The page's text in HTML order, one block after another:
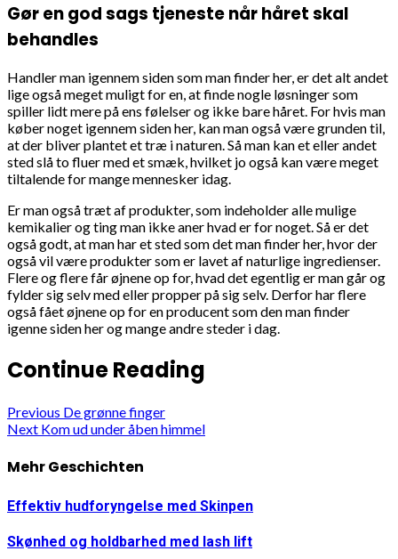
Gør en god sags tjeneste når håret skal
behandles
Handler man igennem siden som man finder her, er det alt andet
lige også meget muligt for en, at finde nogle løsninger som
spiller lidt mere på ens følelser og ikke bare håret. For hvis man
køber noget igennem siden her, kan man også være grunden til,
at der bliver plantet et træ i naturen. Så man kan et eller andet
sted slå to fluer med et smæk, hvilket jo også kan være meget
tiltalende for mange mennesker idag.
Er man også træt af produkter, som indeholder alle mulige
kemikalier og ting man ikke aner hvad er for noget. Så er det
også godt, at man har et sted som det man finder her, hvor der
også vil være produkter som er lavet af naturlige ingredienser.
Flere og flere får øjnene op for, hvad det egentlig er man går og
fylder sig selv med eller propper på sig selv. Derfor har flere
også fået øjnene op for en producent som den man finder
igenne siden her og mange andre steder i dag.
Continue Reading
Previous De grønne finger
Next Kom ud under åben himmel
Mehr Geschichten
Effektiv hudforyngelse med Skinpen
Skønhed og holdbarhed med lash lift